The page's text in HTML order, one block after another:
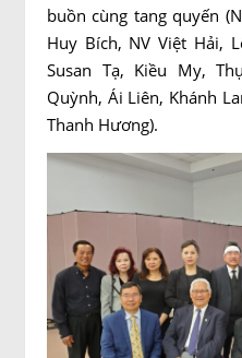
buồn cùng tang quyến
Huy Bích, NV Việt Hải,
Susan Tạ, Kiều My,
Quỳnh, Ái Liên, Khánh
Thanh Hương).